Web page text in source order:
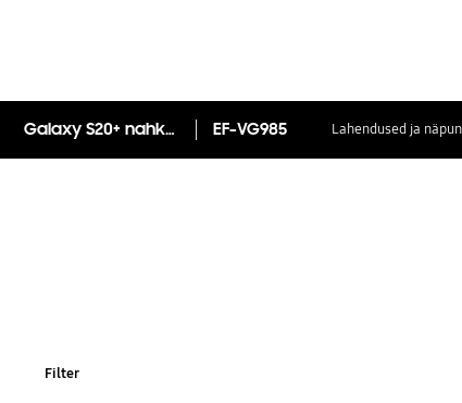
Galaxy S20+ nahkümbris EF-VG985 Lahendused ja
Filter